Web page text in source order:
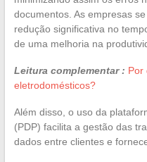
documentos. As empresas
redução significativa no
de uma melhoria na
Leitura complementar : Por
eletrodomésticos?
Além disso, o uso da
(PDP) facilita a gestão das
dados entre clientes e